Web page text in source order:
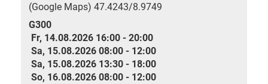
(Google Maps) 47.4243/8.9749
G300
Fr, 14.08.2026 16:00 - 20:00
Sa, 15.08.2026 08:00 - 12:00
Sa, 15.08.2026 13:30 - 18:00
So, 16.08.2026 08:00 - 12:00